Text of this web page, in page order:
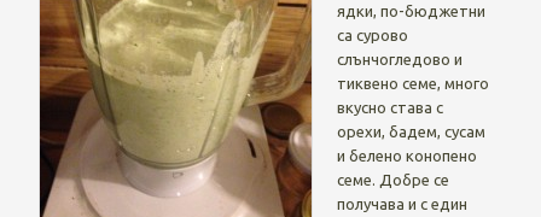
ядки, по-бюджетни
са сурово
слънчогледово и
тиквено семе, много
вкусно става с
орехи, бадем, сусам
и белено конопено
семе. Добре се
получава и с един